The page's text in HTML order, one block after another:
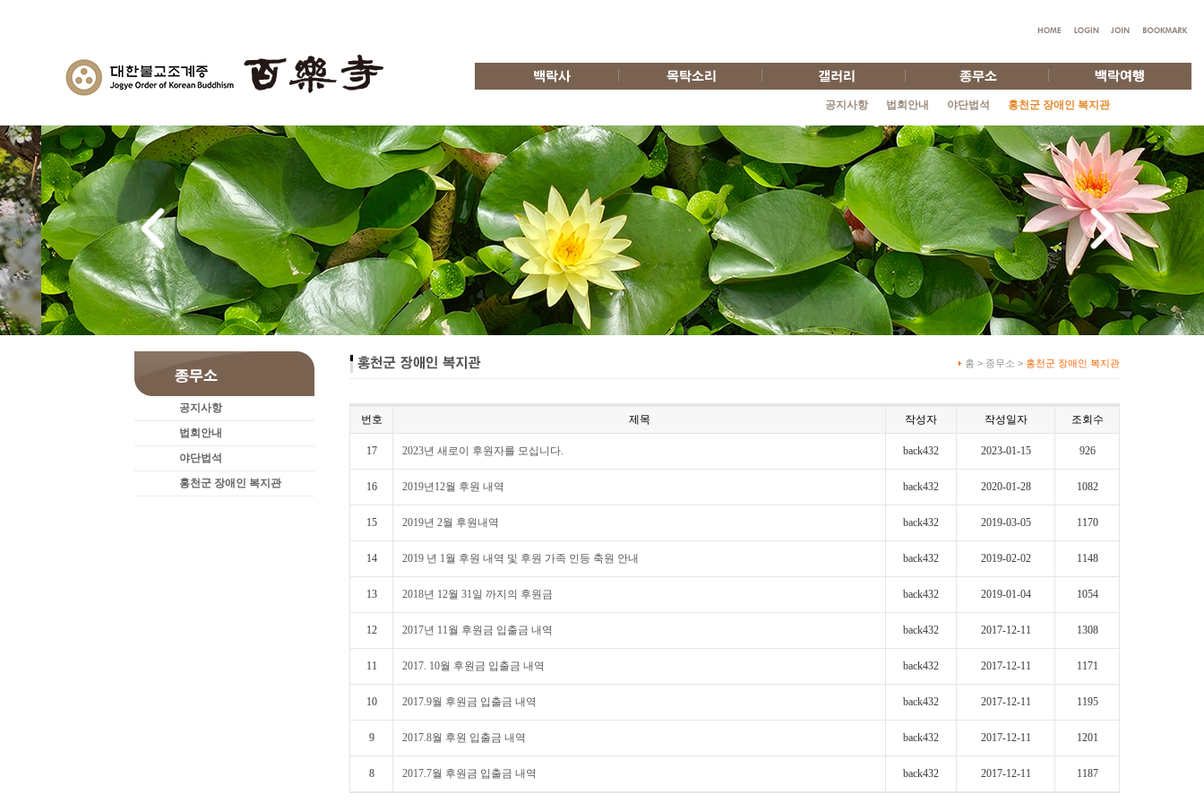
공지사항 법회안내 야단법석 홍천군 장애인 복지관
공지사항
법회안내
야단법석
홍천군 장애인 복지관
홈 > 종무소 > 홍천군 장애인 복지관
번호 제목 작성자 작성일자 조회수
17 2023년 새로이 후원자를 모십니다. back432 2023-01-15 926
16 2019년12월 후원 내역 back432 2020-01-28 1082
15 2019년 2월 후원내역 back432 2019-03-05 1170
14 2019 년 1월 후원 내역 및 후원 가족 인등 축원 안내 back432 2019-02-02 1148
13 2018년 12월 31일 까지의 후원금 back432 2019-01-04 1054
12 2017년 11월 후원금 입출금 내역 back432 2017-12-11 1308
11 2017. 10월 후원금 입출금 내역 back432 2017-12-11 1171
10 2017.9월 후원금 입출금 내역 back432 2017-12-11 1195
9 2017.8월 후원 입출금 내역 back432 2017-12-11 1201
8 2017.7월 후원금 입출금 내역 back432 2017-12-11 1187